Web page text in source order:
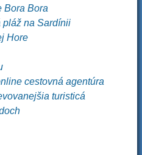
Bora Bora
pláž na Sardínii
Hore
cestovná agentúra
turisticá